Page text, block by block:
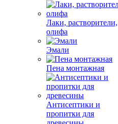
Лаки, растворители,
олифа
Эмали
Пена монтажная
Антисептики и
пропитки для